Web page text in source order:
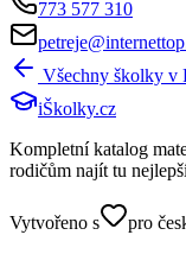
773 577 310
Všechny školky v
iŠkolky.cz
Kompletní katalog
rodičům najít tu
Vytvořeno s pro